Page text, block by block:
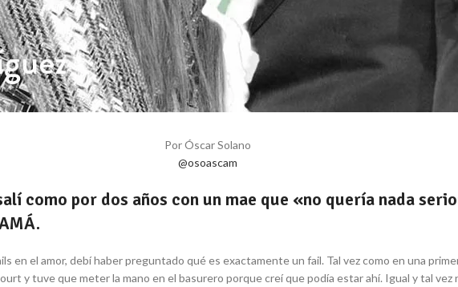
Por Óscar Solano
@osoascam
como por dos años con un mae que «no quería nada
en el amor, debí haber preguntado qué es exactamente un fail. Tal vez como en una
y tuve que meter la mano en el basurero porque creí que podía estar ahí. Igual y tal